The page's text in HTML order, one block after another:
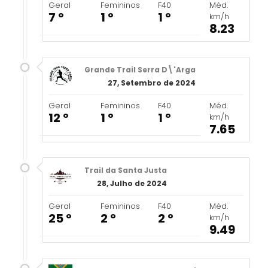
Geral
7 º
Femininos
1 º
F40
1 º
Méd.
km/h
8.23
Grande Trail Serra D\'Arga
27, Setembro de 2024
Geral
12 º
Femininos
1 º
F40
1 º
Méd.
km/h
7.65
Trail da Santa Justa
28, Julho de 2024
Geral
25 º
Femininos
2 º
F40
2 º
Méd.
km/h
9.49